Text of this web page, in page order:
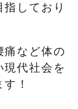
しており
痛など体の
代社会を
！